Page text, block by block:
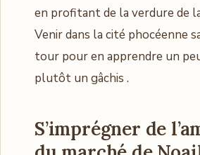
en profitant de la verdure de
Venir dans la cité phocéenne
tour pour en apprendre un
plutôt un gâchis .
S’imprégner de